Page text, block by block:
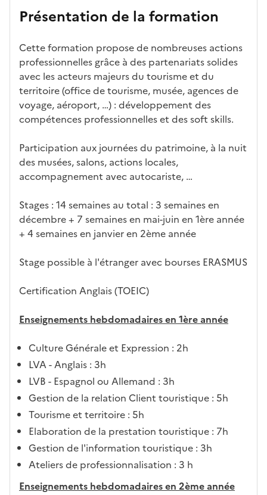
ses
act
éris
tiq
ues
par
ssemen
t
o
ali
té
s
d
e
c
n
di
d
ur
e
s
ac
cè
s à
la
fo
rm
on
re
dé
bo
uch
és
l'ét
abl
em
Présentation de la formation
Cette formation propose de nombreuses actions
professionnelles grâce à des partenariats solides
avec les acteurs majeurs du tourisme et du
territoire (office de tourisme, musée, agences de
voyage, aéroport, …) : développement des
compétences professionnelles et des soft skills.
Participation aux journées du patrimoine, à la nuit
des musées, salons, actions locales,
accompagnement avec autocariste, …
Stages : 14 semaines au total : 3 semaines en
décembre + 7 semaines en mai-juin en 1ère année
+ 4 semaines en janvier en 2ème année
Stage possible à l'étranger avec bourses ERASMUS
Certification Anglais (TOEIC)
Enseignements hebdomadaires en 1ère année
Culture Générale et Expression : 2h
LVA - Anglais : 3h
LVB - Espagnol ou Allemand : 3h
Gestion de la relation Client touristique : 5h
Tourisme et territoire : 5h
Elaboration de la prestation touristique : 7h
Gestion de l'information touristique : 3h
Ateliers de professionnalisation : 3 h
Enseignements hebdomadaires en 2ème année